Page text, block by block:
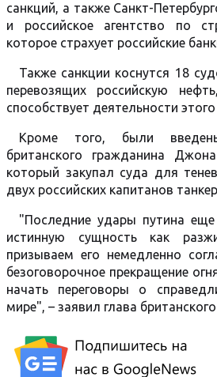
санкций, а также Санкт-
и российское агентство по
которое страхует российские
Также санкции коснутся 18
перевозящих российскую
способствует деятельности
Кроме того, были
британского гражданина
который закупал суда для
двух российских капитанов
"Последние удары путина
истинную сущность как
призываем его немедленно
безоговорочное прекращение
начать переговоры о
мире", – заявил глава